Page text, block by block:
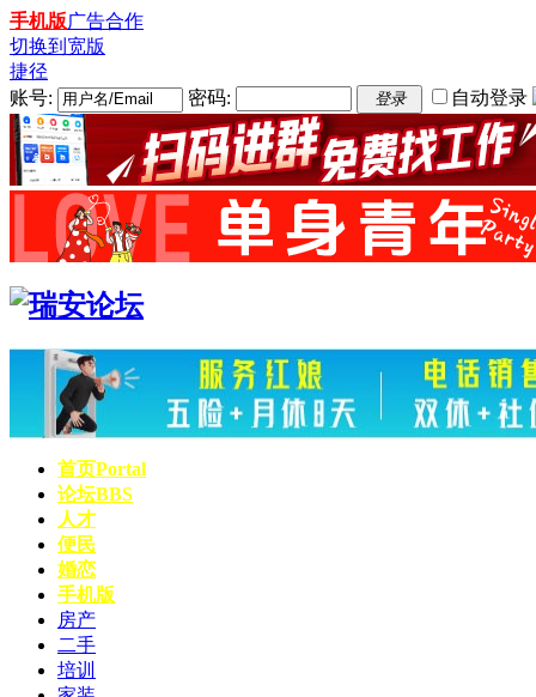
手机版广告合作
切换到宽版
捷径
账号:
密码: 登录 自动登录
首页Portal
论坛BBS
人才
便民
婚恋
手机版
房产
二手
培训